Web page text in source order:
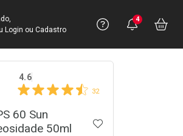
sua Conta
Login ou Cadastro
Precisa
Ver Recursos
Você
4
4.6
32
60 Sun
50ml
ADICIONAR AOS